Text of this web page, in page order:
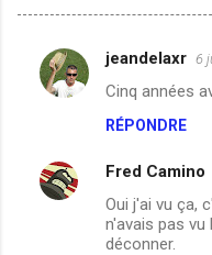
C
o
m
e
jeandelaxr 6
Cinq années
RÉPONDRE
Fred Camino
Oui j'ai vu ça,
n'avais pas
déconner.